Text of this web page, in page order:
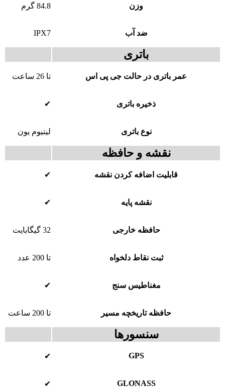
وزن 84.8 گرم
ضد آب IPX7
باتری
عمر باتری در حالت جی پی اس تا 26 ساعت
ذخیره باتری ✔
نوع باتری لیتیوم یون
نقشه و حافظه
قابلیت اضافه کردن نقشه ✔
نقشه پایه ✔
حافظه خارجی 32 گیگابایت
ثبت نقاط دلخواه تا 200 عدد
مغناطیس سنج ✔
حافظه تاریخچه مسیر تا 200 ساعت
سنسورها
GPS
✔
GLONASS
✔